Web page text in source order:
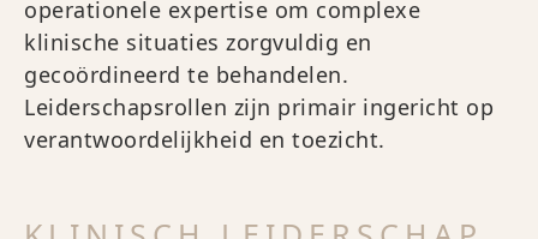
operationele expertise om complexe
klinische situaties zorgvuldig en
gecoördineerd te behandelen.
Leiderschapsrollen zijn primair ingericht op
verantwoordelijkheid en toezicht.